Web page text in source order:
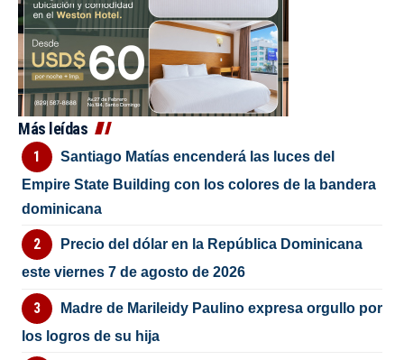
Más leídas
Santiago Matías encenderá las luces del
Empire State Building con los colores de la bandera
dominicana
Precio del dólar en la República Dominicana
este viernes 7 de agosto de 2026
Madre de Marileidy Paulino expresa orgullo por
los logros de su hija